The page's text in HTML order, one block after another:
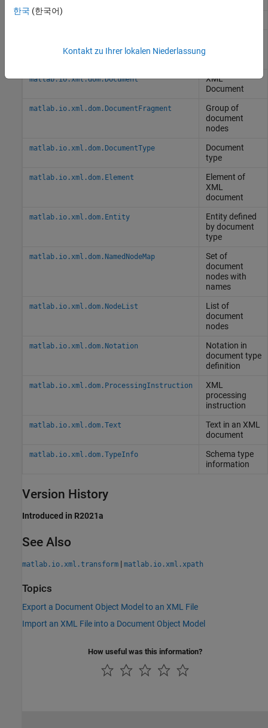
matlab.io.xml.dom.Document
XML
Document
matlab.io.xml.dom.DocumentFragment
Group of
document
nodes
matlab.io.xml.dom.DocumentType
Document
type
matlab.io.xml.dom.Element
Element of
XML
document
matlab.io.xml.dom.Entity
Entity defined
by document
type
matlab.io.xml.dom.NamedNodeMap
Set of
document
nodes with
names
matlab.io.xml.dom.NodeList
List of
document
nodes
matlab.io.xml.dom.Notation
Notation in
document type
definition
matlab.io.xml.dom.ProcessingInstruction
XML
processing
instruction
matlab.io.xml.dom.Text
Text in an XML
document
matlab.io.xml.dom.TypeInfo
Schema type
information
Version History
Introduced in R2021a
See Also
matlab.io.xml.transform | matlab.io.xml.xpath
Topics
Export a Document Object Model to an XML File
Import an XML File into a Document Object Model
How useful was this information?
한국 (한국어)
Kontakt zu Ihrer lokalen Niederlassung